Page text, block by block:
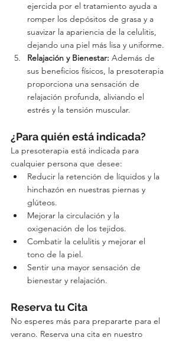
ejercida por el tratamiento ayuda a
romper los depósitos de grasa y a
suavizar la apariencia de la celulitis,
dejando una piel más lisa y uniforme.
Relajación y Bienestar: Además de
sus beneficios físicos, la presoterapia
proporciona una sensación de
relajación profunda, aliviando el
estrés y la tensión muscular.
¿Para quién está indicada?
La presoterapia está indicada para
cualquier persona que desee:
Reducir la retención de líquidos y la
hinchazón en nuestras piernas y
glúteos.
Mejorar la circulación y la
oxigenación de los tejidos.
Combatir la celulitis y mejorar el
tono de la piel.
Sentir una mayor sensación de
bienestar y relajación.
Reserva tu Cita
No esperes más para prepararte para el
verano. Reserva una cita en nuestro